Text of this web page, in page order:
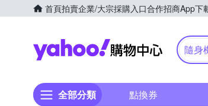
首頁拍賣企業/大宗採購入口合作招商App下
Yahoo購
隨身
全部分類 點換券